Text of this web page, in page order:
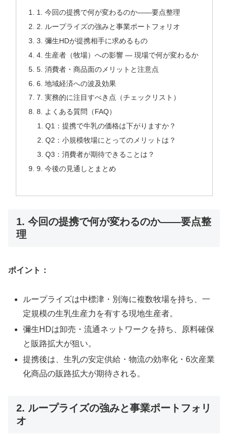
1. 今回の提携で何が変わるのか——要点整理
2. ループライズの強みと事業ポートフォリオ
3. 彌生HDが提携相手に求めるもの
4. 生産者（牧場）への影響 — 現場で何が変わるか
5. 消費者・商品面のメリットと注意点
6. 地域経済への波及効果
7. 実務的に注目すべき点（チェックリスト）
8. よくある質問（FAQ）
Q1：提携で牛乳の価格は下がりますか？
Q2：小規模牧場にとってのメリットは？
Q3：消費者が期待できることは？
9. 今後の見通しとまとめ
1. 今回の提携で何が変わるのか——要点整
理
ポイント：
ループライズは中標津・別海に複数牧場を持ち、一
定規模の生乳生産力を有する現地生産者。
彌生HDは卸売・流通ネットワークを持ち、原料確保
と販路拡大が狙い。
提携後は、生乳の安定供給・物流の効率化・6次産業
化商品の販路拡大が期待される。
2. ループライズの強みと事業ポートフォリ
オ